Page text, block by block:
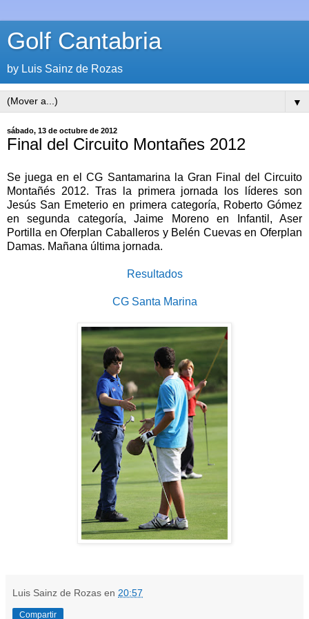
Golf Cantabria
by Luis Sainz de Rozas
▼
sábado, 13 de octubre de 2012
Final del Circuito Montañes 2012
Se juega en el CG Santamarina la Gran Final del Circuito
Montañés 2012. Tras la primera jornada los líderes son
Jesús San Emeterio en primera categoría, Roberto Gómez
en segunda categoría, Jaime Moreno en Infantil, Aser
Portilla en Oferplan Caballeros y Belén Cuevas en Oferplan
Damas. Mañana última jornada.
Resultados
CG Santa Marina
Luis Sainz de Rozas en 20:57
Compartir